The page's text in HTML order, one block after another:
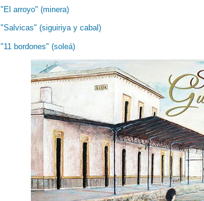
"El arroyo" (minera)
"Salvicas" (siguiriya y cabal)
"11 bordones" (soleá)